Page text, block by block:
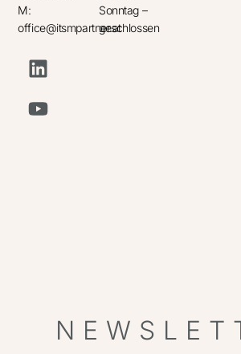
M:
office@itsmpartner.at
Sonntag –
geschlossen